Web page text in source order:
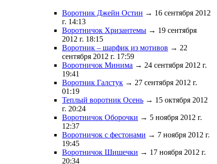
Воротник Джейн Остин → 16 сентября 2012
г. 14:13
Воротничок Хризантемы → 19 сентября
2012 г. 18:15
Воротник – шарфик из мотивов → 22
сентября 2012 г. 17:59
Воротничок Минима → 24 сентября 2012 г.
19:41
Воротник Галстук → 27 сентября 2012 г.
01:19
Теплый воротник Осень → 15 октября 2012
г. 20:24
Воротничок Оборочки → 5 ноября 2012 г.
12:37
Воротничок с фестонами → 7 ноября 2012 г.
19:45
Воротничок Шишечки → 17 ноября 2012 г.
20:34